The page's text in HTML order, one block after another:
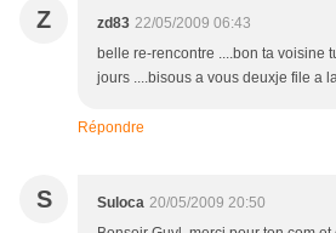
Z zd83 22/05/2009 06:43
belle re-rencontre ....bon ta voisine
jours ....bisous a vous deuxje file a
Répondre
S Suloca 20/05/2009 20:50